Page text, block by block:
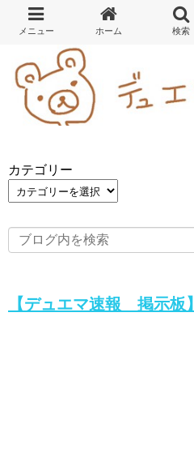
カテゴリー
【デュエマ速報 掲示板】